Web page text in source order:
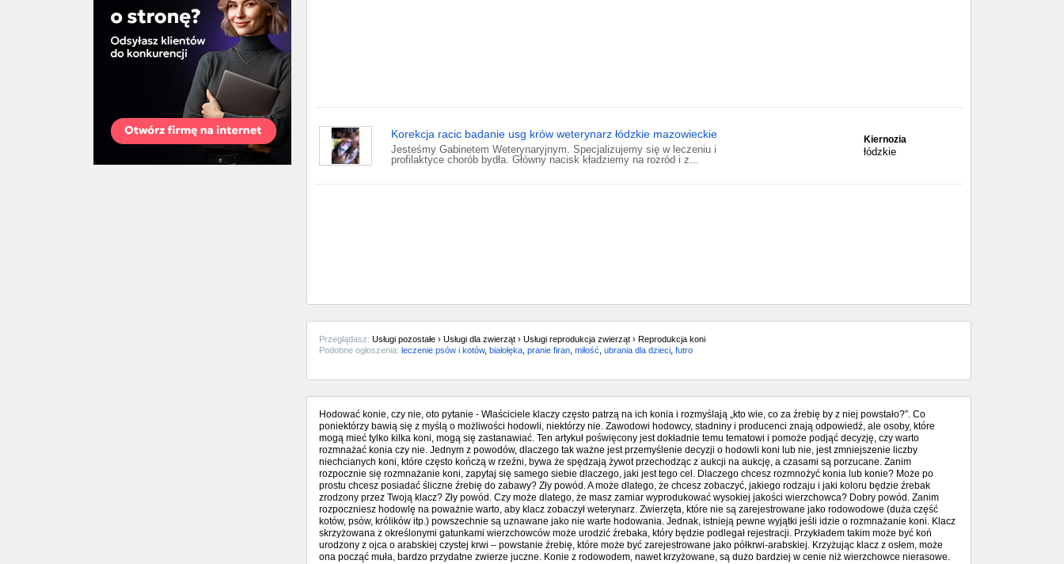
Korekcja racic badanie usg krów weterynarz łódzkie mazowieckie
Jesteśmy Gabinetem Weterynaryjnym. Specjalizujemy się w leczeniu i
profilaktyce chorób bydła. Główny nacisk kładziemy na rozród i z...
Kiernozia
łódzkie
Przeglądasz: Usługi pozostałe › Usługi dla zwierząt › Usługi reprodukcja zwierząt › Reprodukcja koni
Podobne ogłoszenia: leczenie psów i kotów, białołęka pranie firan miłość ubrania dla dzieci futro
Hodować konie, czy nie, oto pytanie - Właściciele klaczy często patrzą na ich konia i rozmyślają „kto wie, co za źrebię by z niej powstało?”. Co
poniektórzy bawią się z myślą o możliwości hodowli, niektórzy nie. Zawodowi hodowcy, stadniny i producenci znają odpowiedź, ale osoby, które
mogą mieć tylko kilka koni, mogą się zastanawiać. Ten artykuł poświęcony jest dokładnie temu tematowi i pomoże podjąć decyzję, czy warto
rozmnażać konia czy nie. Jednym z powodów, dlaczego tak ważne jest przemyślenie decyzji o hodowli koni lub nie, jest zmniejszenie liczby
niechcianych koni, które często kończą w rzeźni, bywa że spędzają żywot przechodząc z aukcji na aukcję, a czasami są porzucane. Zanim
rozpocznie się rozmnażanie koni, zapytaj się samego siebie dlaczego, jaki jest tego cel. Dlaczego chcesz rozmnożyć konia lub konie? Może po
prostu chcesz posiadać śliczne źrebię do zabawy? Zły powód. A może dlatego, że chcesz zobaczyć, jakiego rodzaju i jaki koloru będzie źrebak
zrodzony przez Twoją klacz? Zły powód. Czy może dlatego, że masz zamiar wyprodukować wysokiej jakości wierzchowca? Dobry powód. Zanim
rozpoczniesz hodowlę na poważnie warto, aby klacz zobaczył weterynarz. Zwierzęta, które nie są zarejestrowane jako rodowodowe (duża część
kotów, psów, królików itp.) powszechnie są uznawane jako nie warte hodowania. Jednak, istnieją pewne wyjątki jeśli idzie o rozmnażanie koni. Klacz
skrzyżowana z określonymi gatunkami wierzchowców może urodzić źrebaka, który będzie podlegał rejestracji. Przykładem takim może być koń
urodzony z ojca o arabskiej czystej krwi – powstanie źrebię, które może być zarejestrowane jako półkrwi-arabskiej. Krzyżując klacz z osłem, może
ona począć muła, bardzo przydatne zwierze juczne. Konie z rodowodem, nawet krzyżowane, są dużo bardziej w cenie niż wierzchowce nierasowe.